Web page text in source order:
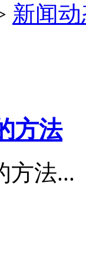
新闻
方法
方法...